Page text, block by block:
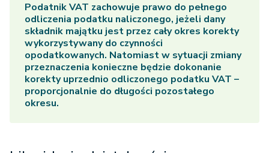
Podatnik VAT zachowuje prawo do pełnego
odliczenia podatku naliczonego, jeżeli dany
składnik majątku jest przez cały okres korekty
wykorzystywany do czynności
opodatkowanych. Natomiast w sytuacji zmiany
przeznaczenia konieczne będzie dokonanie
korekty uprzednio odliczonego podatku VAT –
proporcjonalnie do długości pozostałego
okresu.